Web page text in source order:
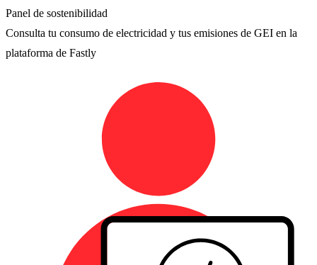
Panel de sostenibilidad
Consulta tu consumo de electricidad y tus emisiones de GEI en la
plataforma de Fastly